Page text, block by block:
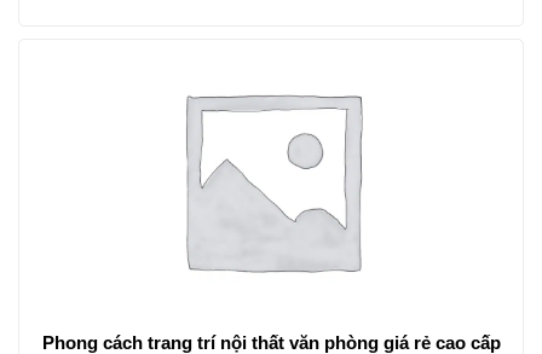
Phong cách trang trí nội thất văn phòng giá rẻ cao cấp